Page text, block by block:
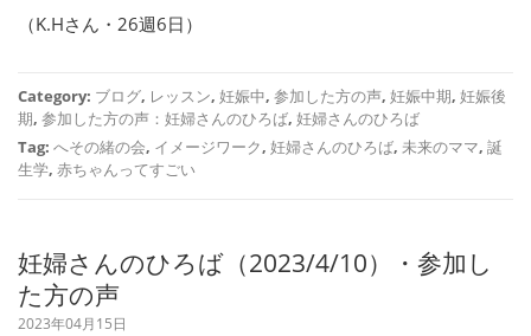
（K.Hさん・26週6日）
Category: ブログ, レッスン, 妊娠中, 参加した方の声, 妊娠中期, 妊娠後
期, 参加した方の声：妊婦さんのひろば, 妊婦さんのひろば
Tag: へその緒の会, イメージワーク, 妊婦さんのひろば, 未来のママ, 誕
生学, 赤ちゃんってすごい
妊婦さんのひろば（2023/4/10）・参加し
た方の声
2023年04月15日